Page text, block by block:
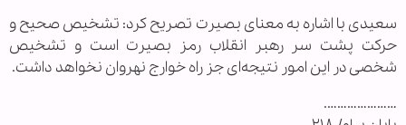
سعیدی با اشاره به معنای بصیرت تصریح کرد: تشخیص صحیح و
حرکت پشت سر رهبر انقلاب رمز بصیرت است و تشخیص
شخصی در این امور نتیجه‌ای جز راه خوارج نهروان نخواهد داشت.
………………….